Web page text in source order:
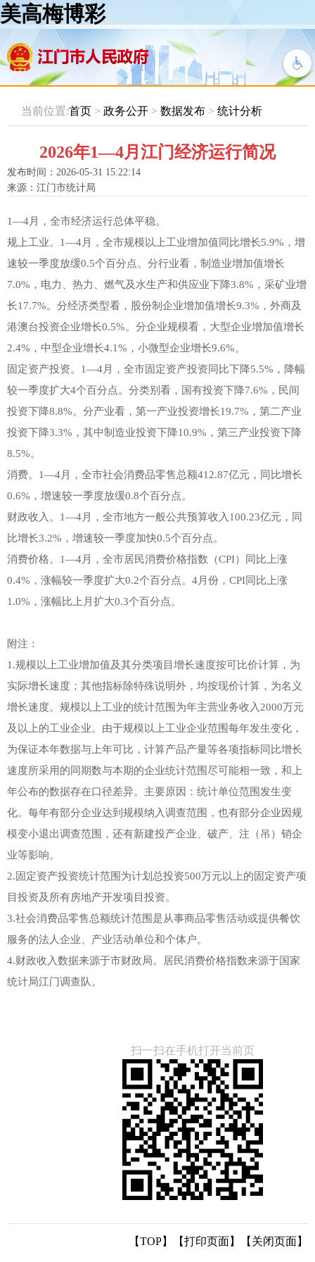
美高梅博彩
当前位置:首页 > 政务公开 > 数据发布 > 统计分析
2026年1—4月江门经济运行简况
发布时间：2026-05-31 15:22:14
来源：江门市统计局
1—4月，全市经济运行总体平稳。
规上工业。1—4月，全市规模以上工业增加值同比增长5.9%，增
速较一季度放缓0.5个百分点。分行业看，制造业增加值增长
7.0%，电力、热力、燃气及水生产和供应业下降3.8%，采矿业增
长17.7%。分经济类型看，股份制企业增加值增长9.3%，外商及
港澳台投资企业增长0.5%。分企业规模看，大型企业增加值增长
2.4%，中型企业增长4.1%，小微型企业增长9.6%。
固定资产投资。1—4月，全市固定资产投资同比下降5.5%，降幅
较一季度扩大4个百分点。分类别看，国有投资下降7.6%，民间
投资下降8.8%。分产业看，第一产业投资增长19.7%，第二产业
投资下降3.3%，其中制造业投资下降10.9%，第三产业投资下降
8.5%。
消费。1—4月，全市社会消费品零售总额412.87亿元，同比增长
0.6%，增速较一季度放缓0.8个百分点。
财政收入。1—4月，全市地方一般公共预算收入100.23亿元，同
比增长3.2%，增速较一季度加快0.5个百分点。
消费价格。1—4月，全市居民消费价格指数（CPI）同比上涨
0.4%，涨幅较一季度扩大0.2个百分点。4月份，CPI同比上涨
1.0%，涨幅比上月扩大0.3个百分点。
附注：
1.规模以上工业增加值及其分类项目增长速度按可比价计算，为
实际增长速度；其他指标除特殊说明外，均按现价计算，为名义
增长速度。规模以上工业的统计范围为年主营业务收入2000万元
及以上的工业企业。由于规模以上工业企业范围每年发生变化，
为保证本年数据与上年可比，计算产品产量等各项指标同比增长
速度所采用的同期数与本期的企业统计范围尽可能相一致，和上
年公布的数据存在口径差异。主要原因：统计单位范围发生变
化。每年有部分企业达到规模纳入调查范围，也有部分企业因规
模变小退出调查范围，还有新建投产企业、破产、注（吊）销企
业等影响。
2.固定资产投资统计范围为计划总投资500万元以上的固定资产项
目投资及所有房地产开发项目投资。
3.社会消费品零售总额统计范围是从事商品零售活动或提供餐饮
服务的法人企业、产业活动单位和个体户。
4.财政收入数据来源于市财政局。居民消费价格指数来源于国家
统计局江门调查队。
扫一扫在手机打开当前页
【TOP】 【打印页面】【 关闭页面】